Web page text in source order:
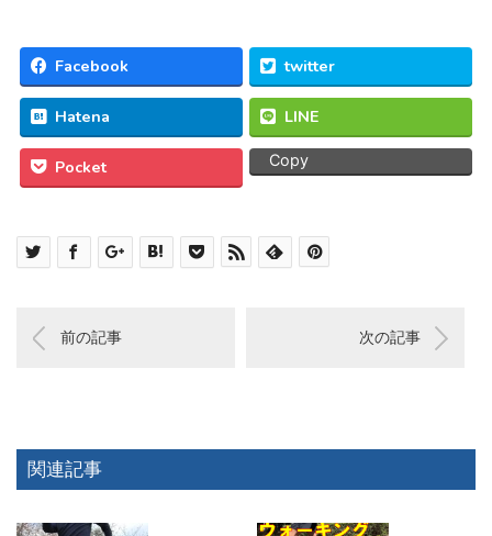
Facebook twitter
Hatena LINE
Pocket Copy
前の記事 次の記事
関連記事